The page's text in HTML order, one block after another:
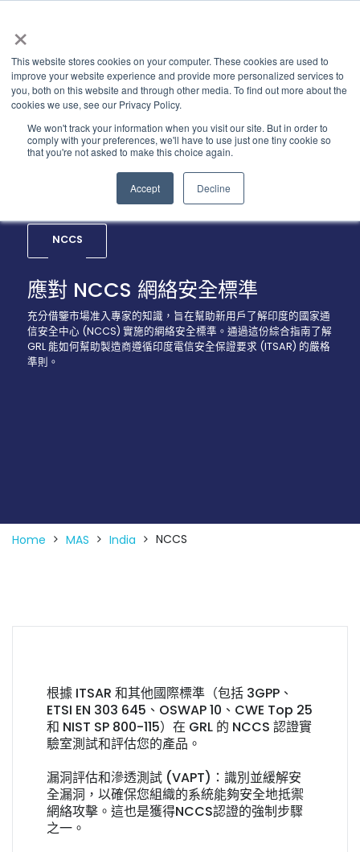
×
This website stores cookies on your computer. These cookies are used to
improve your website experience and provide more personalized services to
you, both on this website and through other media. To find out more about the
cookies we use, see our Privacy Policy.
We won't track your information when you visit our site. But in order to
comply with your preferences, we'll have to use just one tiny cookie so
that you're not asked to make this choice again.
Accept Decline
NCCS
應對 NCCS 網絡安全標準
充分借鑒市場准入專家的知識，旨在幫助新用戶了解印度的國家通
信安全中心 (NCCS) 實施的網絡安全標準。通過這份綜合指南了解
GRL 能如何幫助製造商遵循印度電信安全保證要求 (ITSAR) 的嚴格
準則。
Home MAS India NCCS
根據 ITSAR 和其他國際標準（包括 3GPP、
ETSI EN 303 645、OSWAP 10、CWE Top 25
和 NIST SP 800-115）在 GRL 的 NCCS 認證實
驗室測試和評估您的產品。
漏洞評估和滲透測試 (VAPT)：識別並緩解安
全漏洞，以確保您組織的系統能夠安全地抵禦
網絡攻擊。這也是獲得NCCS認證的強制步驟
之一。